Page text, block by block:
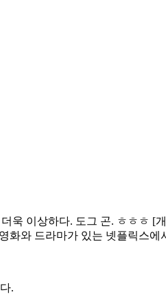
욱 이상하다. 도그 곤. ㅎㅎㅎ
와 드라마가 있는 넷플릭스
.